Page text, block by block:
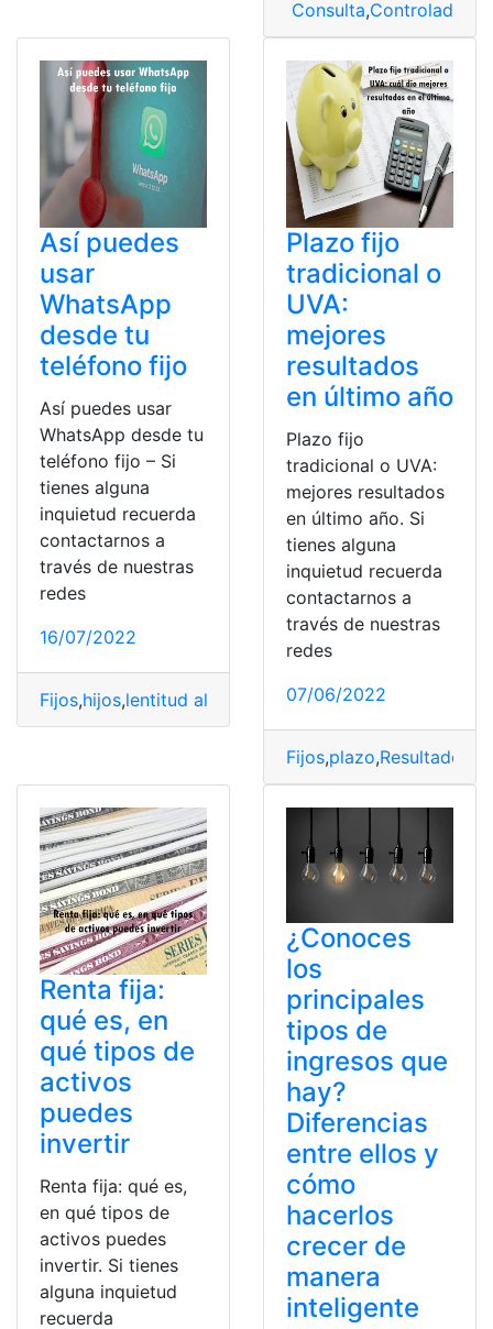
Consulta,Controlador
Así puedes
usar
WhatsApp
desde tu
teléfono fijo
Así puedes usar
WhatsApp desde tu
teléfono fijo – Si
tienes alguna
inquietud recuerda
contactarnos a
través de nuestras
redes
16/07/2022
Fijos,hijos,lentitud al usar Pausar,Prefijos,usar
Plazo fijo
tradicional o
UVA:
mejores
resultados
en último año
Plazo fijo
tradicional o UVA:
mejores resultados
en último año. Si
tienes alguna
inquietud recuerda
contactarnos a
través de nuestras
redes
07/06/2022
Fijos,plazo,Resultados
Renta fija:
qué es, en
qué tipos de
activos
puedes
invertir
Renta fija: qué es,
en qué tipos de
activos puedes
invertir. Si tienes
alguna inquietud
recuerda
¿Conoces
los
principales
tipos de
ingresos que
hay?
Diferencias
entre ellos y
cómo
hacerlos
crecer de
manera
inteligente